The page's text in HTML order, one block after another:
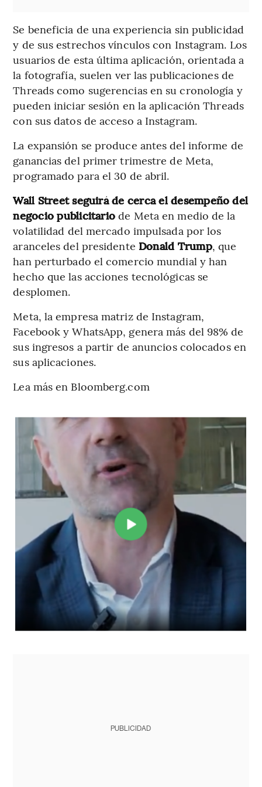
Se beneficia de una experiencia sin publicidad
y de sus estrechos vínculos con Instagram. Los
usuarios de esta última aplicación, orientada a
la fotografía, suelen ver las publicaciones de
Threads como sugerencias en su cronología y
pueden iniciar sesión en la aplicación Threads
con sus datos de acceso a Instagram.
La expansión se produce antes del informe de
ganancias del primer trimestre de Meta,
programado para el 30 de abril.
Wall Street seguirá de cerca el desempeño del
negocio publicitario de Meta en medio de la
volatilidad del mercado impulsada por los
aranceles del presidente Donald Trump, que
han perturbado el comercio mundial y han
hecho que las acciones tecnológicas se
desplomen.
Meta, la empresa matriz de Instagram,
Facebook y WhatsApp, genera más del 98% de
sus ingresos a partir de anuncios colocados en
sus aplicaciones.
Lea más en Bloomberg.com
PUBLICIDAD